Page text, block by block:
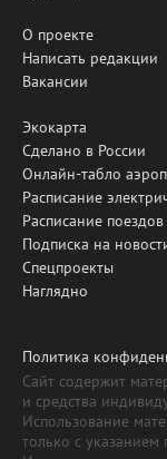
О проекте
Написать редакции
Вакансии
Экокарта
Сделано в России
Онлайн-табло
Расписание
Расписание поездов
Подписка на
Спецпроекты
Наглядно
Политика
Сайт содержит
и средства
Использование
только с указанием